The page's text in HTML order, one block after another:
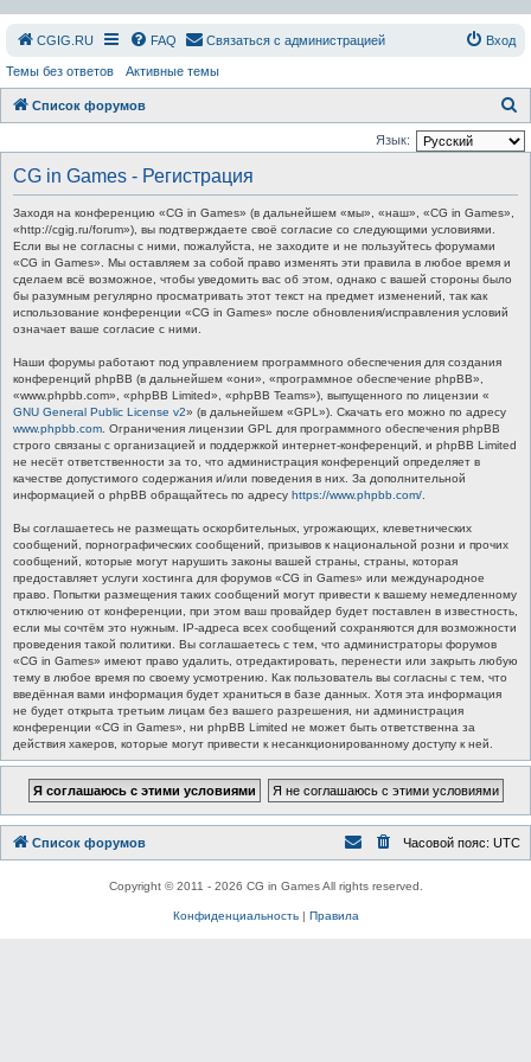
СGIG.RU FAQ Связаться с администрацией Вход
Темы без ответов Активные темы
Список форумов
о
Язык:
CG in Games - Регистрация
Заходя на конференцию «CG in Games» (в дальнейшем «мы», «наш», «CG in Games»,
«http://cgig.ru/forum»), вы подтверждаете своё согласие со следующими условиями.
Если вы не согласны с ними, пожалуйста, не заходите и не пользуйтесь форумами
«CG in Games». Мы оставляем за собой право изменять эти правила в любое время и
сделаем всё возможное, чтобы уведомить вас об этом, однако с вашей стороны было
бы разумным регулярно просматривать этот текст на предмет изменений, так как
использование конференции «CG in Games» после обновления/исправления условий
означает ваше согласие с ними.
Наши форумы работают под управлением программного обеспечения для создания
конференций phpBB (в дальнейшем «они», «программное обеспечение phpBB»,
«www.phpbb.com», «phpBB Limited», «phpBB Teams»), выпущенного по лицензии «
GNU General Public License v2» (в дальнейшем «GPL»). Скачать его можно по адресу
www.phpbb.com . Ограничения лицензии GPL для программного обеспечения phpBB
строго связаны с организацией и поддержкой интернет-конференций, и phpBB Limited
не несёт ответственности за то, что администрация конференций определяет в
качестве допустимого содержания и/или поведения в них. За дополнительной
информацией о phpBB обращайтесь по адресу https://www.phpbb.com/
Вы соглашаетесь не размещать оскорбительных, угрожающих, клеветнических
сообщений, порнографических сообщений, призывов к национальной розни и прочих
сообщений, которые могут нарушить законы вашей страны, страны, которая
предоставляет услуги хостинга для форумов «CG in Games» или международное
право. Попытки размещения таких сообщений могут привести к вашему немедленному
отключению от конференции, при этом ваш провайдер будет поставлен в известность,
если мы сочтём это нужным. IP-адреса всех сообщений сохраняются для возможности
проведения такой политики. Вы соглашаетесь с тем, что администраторы форумов
«CG in Games» имеют право удалить, отредактировать, перенести или закрыть любую
тему в любое время по своему усмотрению. Как пользователь вы согласны с тем, что
введённая вами информация будет храниться в базе данных. Хотя эта информация
не будет открыта третьим лицам без вашего разрешения, ни администрация
конференции «CG in Games», ни phpBB Limited не может быть ответственна за
действия хакеров, которые могут привести к несанкционированному доступу к ней.
Список форумов Часовой пояс: UTC
Copyright © 2011 - 2026 CG in Games All rights reserved.
Конфиденциальность| Правила